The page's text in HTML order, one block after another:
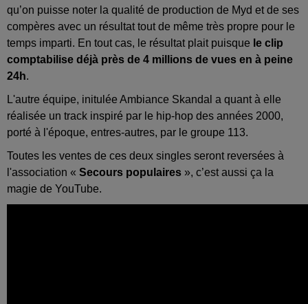
qu’on puisse noter la qualité de production de Myd et de ses
compères avec un résultat tout de même très propre pour le
temps imparti. En tout cas, le résultat plait puisque le clip
comptabilise déjà près de 4 millions de vues en à peine
24h.
L'autre équipe, initulée Ambiance Skandal a quant à elle
réalisée un track inspiré par le hip-hop des années 2000,
porté à l'époque, entres-autres, par le groupe 113.
Toutes les ventes de ces deux singles seront reversées à
l'association « Secours populaires », c’est aussi ça la
magie de YouTube.